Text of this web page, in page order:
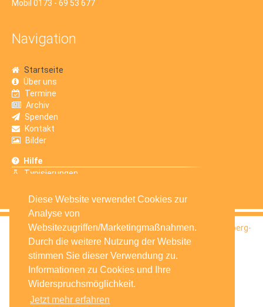
Diese Website verwendet Cookies zur
Analyse von
Websitezugriffen/Marketingmaßnahmen.
Durch die weitere Nutzung der Website
stimmen Sie dieser Verwendung zu.
Informationen zu Cookies und Ihre
Widerspruchsmöglichkeit.
Jetzt mehr erfahren
Mobil 0173 - 69 53 677
Navigation
Startseite
Über uns
Termine
Archiv
Spenden
Kontakt
Bilder
Hilfe
Typisierungen
© 2016Selbsthilfegruppe Krebskranker Kinder Amberg-
Sulzbach e.V.